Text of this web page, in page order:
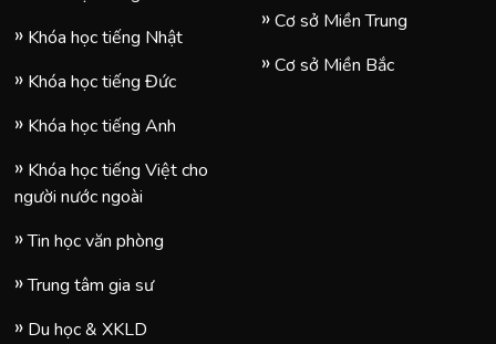
Khóa học tiếng Nhật
Khóa học tiếng Đức
Khóa học tiếng Anh
Khóa học tiếng Việt cho
người nước ngoài
Tin học văn phòng
Trung tâm gia sư
Du học & XKLD
Cơ sở Miền Trung
Cơ sở Miền Bắc